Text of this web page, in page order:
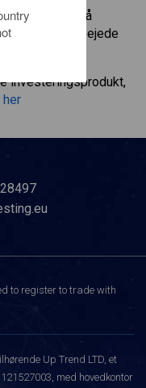
Caterpillar
. Få
hvis du selv ejede
investeringsprodukt,
to register to trade with
Up Trend LTD, et
med hovedkontor